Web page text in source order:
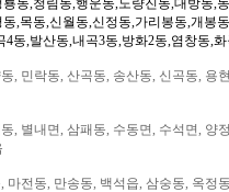
동,청림동,행운동,노량진동,대방동,
,목동,신월동,신정동,가리봉동,개봉
동,발산동,내곡3동,방화2동,염창동,화
, 민락동, 산곡동, 송산동, 신곡동, 용
, 별내면, 삼패동, 수동면, 수석면, 양
전동, 만송동, 백석읍, 삼숭동, 옥정